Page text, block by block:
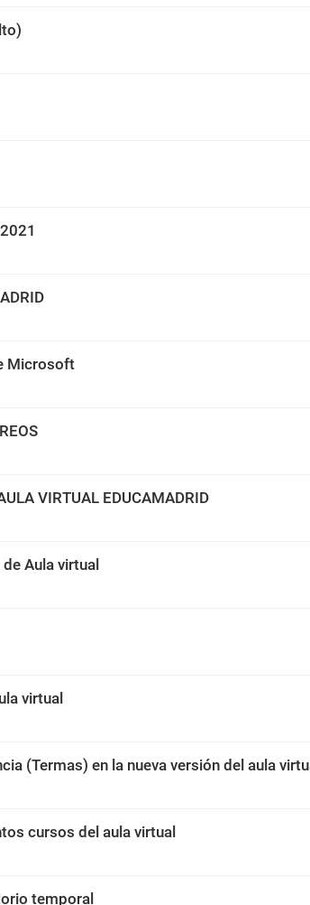
Microsoft
VIRTUAL EDUCAMADRID
Aula virtual
virtual
(Termas) en la nueva versión del aula
cursos del aula virtual
temporal